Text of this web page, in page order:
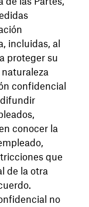
incluidas, al
proteger su
confidencial
conocer la
que
de la otra
no